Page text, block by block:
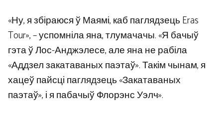
«Ну, я збіраюся ў Маямі, каб паглядзець Eras
Tour», – успомніла яна, тлумачачы. «Я бачыў
гэта ў Лос-Анджэлесе, але яна не рабіла
«Аддзел закатаваных паэтаў». Такім чынам, я
хацеў пайсці паглядзець «Закатаваных
паэтаў», і я пабачыў Флорэнс Уэлч».